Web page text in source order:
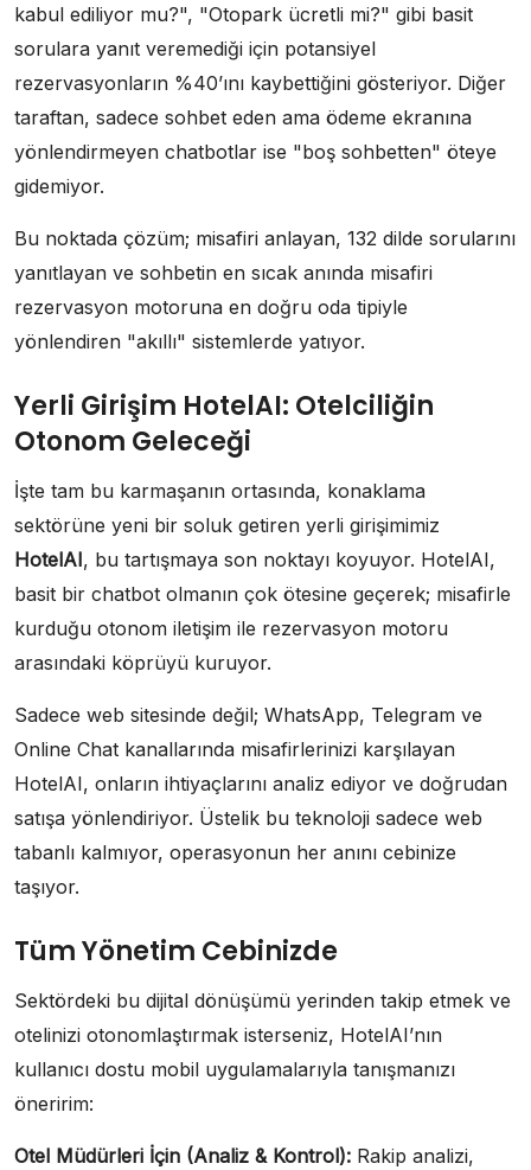
kabul ediliyor mu?", "Otopark ücretli mi?" gibi basit
sorulara yanıt veremediği için potansiyel
rezervasyonların %40’ını kaybettiğini gösteriyor. Diğer
taraftan, sadece sohbet eden ama ödeme ekranına
yönlendirmeyen chatbotlar ise "boş sohbetten" öteye
gidemiyor.
Bu noktada çözüm; misafiri anlayan, 132 dilde sorularını
yanıtlayan ve sohbetin en sıcak anında misafiri
rezervasyon motoruna en doğru oda tipiyle
yönlendiren "akıllı" sistemlerde yatıyor.
Yerli Girişim HotelAI: Otelciliğin
Otonom Geleceği
İşte tam bu karmaşanın ortasında, konaklama
sektörüne yeni bir soluk getiren yerli girişimimiz
HotelAI, bu tartışmaya son noktayı koyuyor. HotelAI,
basit bir chatbot olmanın çok ötesine geçerek; misafirle
kurduğu otonom iletişim ile rezervasyon motoru
arasındaki köprüyü kuruyor.
Sadece web sitesinde değil; WhatsApp, Telegram ve
Online Chat kanallarında misafirlerinizi karşılayan
HotelAI, onların ihtiyaçlarını analiz ediyor ve doğrudan
satışa yönlendiriyor. Üstelik bu teknoloji sadece web
tabanlı kalmıyor, operasyonun her anını cebinize
taşıyor.
Tüm Yönetim Cebinizde
Sektördeki bu dijital dönüşümü yerinden takip etmek ve
otelinizi otonomlaştırmak isterseniz, HotelAI’nın
kullanıcı dostu mobil uygulamalarıyla tanışmanızı
öneririm:
Otel Müdürleri İçin (Analiz & Kontrol): Rakip analizi,